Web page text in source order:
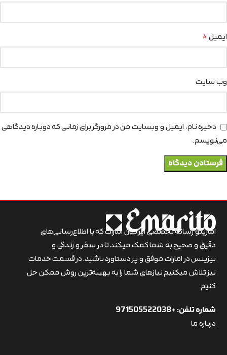
ایمیل*
وب‌ سایت
ذخیره نام، ایمیل و وبسایت من در مرورگر برای زمانی که دوباره دیدگاهی
می‌نویسم.
اماریتو رسانه تخصصی ایرانیان امارات که با اطلاع‌رسانی‌های
دقیق و صحیح به شما کمک میکند تا در سفر و زندگی و
بیزینس در امارات موفق و پر دستاورد باشید. در قسمت خدمات
نیز تلاش میکنیم نیازهای شما را به بهینه‌ترین روش ممکن حل
کنیم.
شماره تلفن:+971505522038
درباره ما